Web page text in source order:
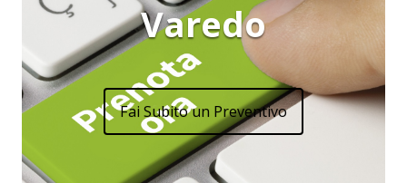
Varedo
Fai Subito un Preventivo